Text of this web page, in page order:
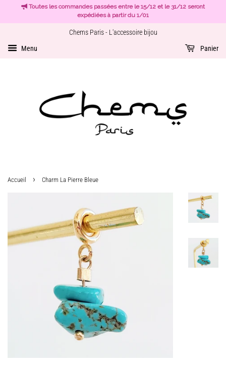
Toutes les commandes passées entre le 15/12 et le 31/12 seront
expédiées à partir du 1/01
Chems Paris - L'accessoire bijou
Menu Panier
Accueil › Charm La Pierre Bleue